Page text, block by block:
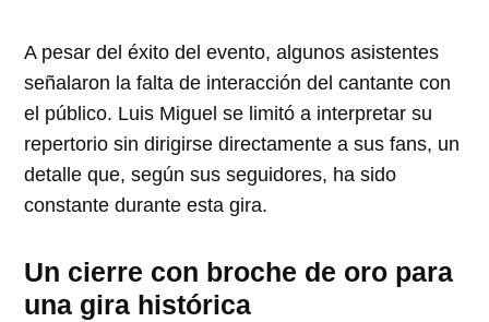
A pesar del éxito del evento, algunos asistentes
señalaron la falta de interacción del cantante con
el público. Luis Miguel se limitó a interpretar su
repertorio sin dirigirse directamente a sus fans, un
detalle que, según sus seguidores, ha sido
constante durante esta gira.
Un cierre con broche de oro para
una gira histórica